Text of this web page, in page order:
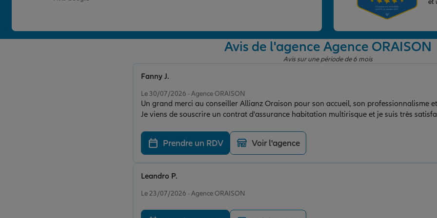
Avis de l'agence Agence ORAISON
Avis sur une période de 6 mois
Le 30/07/2026 - Agence ORAISON
Un grand merci au conseiller Allianz Oraison pour son accueil, son professionnalisme
Je viens de souscrire un contrat d'assurance habitation multirisque et je suis très
avec des garanties complètes à un tarif très compétitif. Tout m'a été expliqué de
pression, ce qui est très appréciable. Je recommande cette agence les yeux fermés à
recherchent une assurance sérieuse, un accompagnement de qualité et des prix
Fanny J.
Prendre un RDV Voir l'agence
Le 23/07/2026 - Agence ORAISON
Leandro P.